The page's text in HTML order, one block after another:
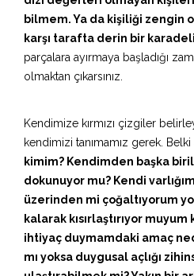
bilmem. Ya da kişiliği zengin
karşı tarafta derin bir
parçalara ayırmaya başladığı
olmaktan çıkarsınız.
Kendimize kırmızı çizgiler
kendimizi tanımamız gerek.
kimim? Kendimden başka
dokunuyor mu? Kendi
üzerinden mi çoğaltıyorum
kalarak kısırlaştırıyor
ihtiyaç duymamdaki amaç
mı yoksa duygusal açlığı